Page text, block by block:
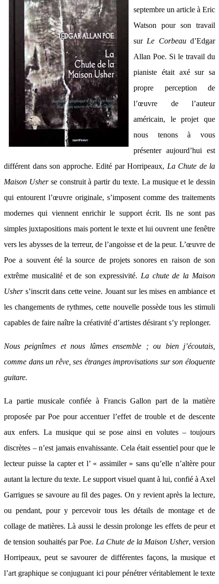
septembre un article à Eric
Watson pour son travail
sur Le Corbeaud’Edgar
Allan Poe. Si le travail du
pianiste était axé sur sa
propre perception de
l’œuvre de l’auteur
américain, le projet que
nous tenons à vous
présenter aujourd’hui est
différent dans son approche. Edité par Horripeaux, La Chute de la
Maison Usherse construit à partir du texte. La musique et le dessin
qui entourent l’œuvre originale, s’imposent comme des traitements
modernes qui viennent enrichir le support écrit. Ils ne sont pas
simples juxtapositions mais portent le texte et lui ouvrent une fenêtre
vers les abysses de la terreur, de l’angoisse et de la peur. L’œuvre de
Poe a souvent été la source de projets sonores en raison de son
extrême musicalité et de son expressivité. La chute de la Maison
Ushers’inscrit dans cette veine. Jouant sur les mises en ambiance et
les changements de rythmes, cette nouvelle possède tous les stimuli
capables de faire naître la créativité d’artistes désirant s’y replonger.
Nous peignîmes et nous lûmes ensemble ; ou bien j’écoutais,
comme dans un rêve, ses étranges improvisations sur son éloquente
guitare.
La partie musicale confiée à Francis Gallon part de la matière
proposée par Poe pour accentuer l’effet de trouble et de descente
aux enfers. La musique qui se pose ainsi en volutes – toujours
discrètes – n’est jamais envahissante. Cela était essentiel pour que le
lecteur puisse la capter et l’ « assimiler » sans qu’elle n’altère pour
autant la lecture du texte. Le support visuel quant à lui, confié à Axel
Garrigues se savoure au fil des pages. On y revient après la lecture,
ou pendant, pour y percevoir tous les détails de montage et de
collage de matières. Là aussi le dessin prolonge les effets de peur et
de tension souhaités par Poe. La Chute de la Maison Usher, version
Horripeaux, peut se savourer de différentes façons, la musique et
l’art graphique se conjuguant ici pour pénétrer véritablement le texte